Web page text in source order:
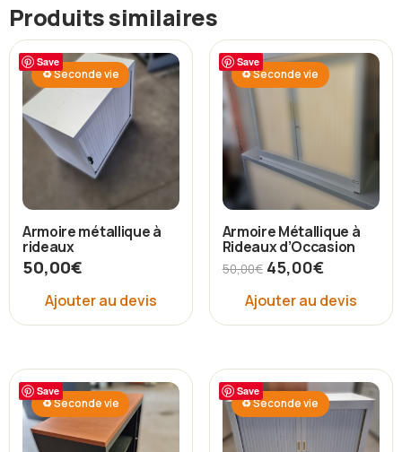
Produits similaires
Save
♻ Seconde vie
Armoire métallique à
rideaux
50,00€
Ajouter au devis
Save
♻ Seconde vie
Armoire Métallique à
Rideaux d’Occasion
50,00€ 45,00€
Ajouter au devis
Save
♻ Seconde vie
Save
♻ Seconde vie